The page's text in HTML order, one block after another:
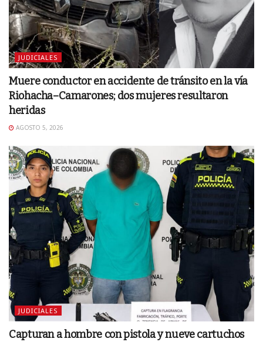
JUDICIALES
Muere conductor en accidente de tránsito en la vía
Riohacha–Camarones; dos mujeres resultaron
heridas
AGOSTO 5, 2026
JUDICIALES
Capturan a hombre con pistola y nueve cartuchos